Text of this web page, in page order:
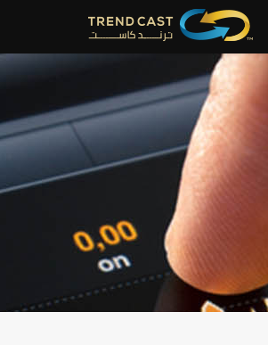
امتلك أحدث الأدوات
الأسهم
تجربة فريدة تبهرك من
اشترك الآن